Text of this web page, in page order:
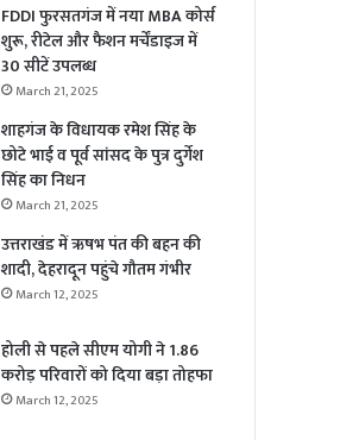
FDDI फुरसतगंज में नया MBA कोर्स
शुरू, रीटेल और फैशन मर्चेंडाइज में
30 सीटें उपलब्ध
March 21, 2025
शाहगंज के विधायक रमेश सिंह के
छोटे भाई व पूर्व सांसद के पुत्र दुर्गेश
सिंह का निधन
March 21, 2025
उत्तराखंड में ऋषभ पंत की बहन की
शादी, देहरादून पहुंचे गौतम गंभीर
March 12, 2025
होली से पहले सीएम योगी ने 1.86
करोड़ परिवारों को दिया बड़ा तोहफा
March 12, 2025